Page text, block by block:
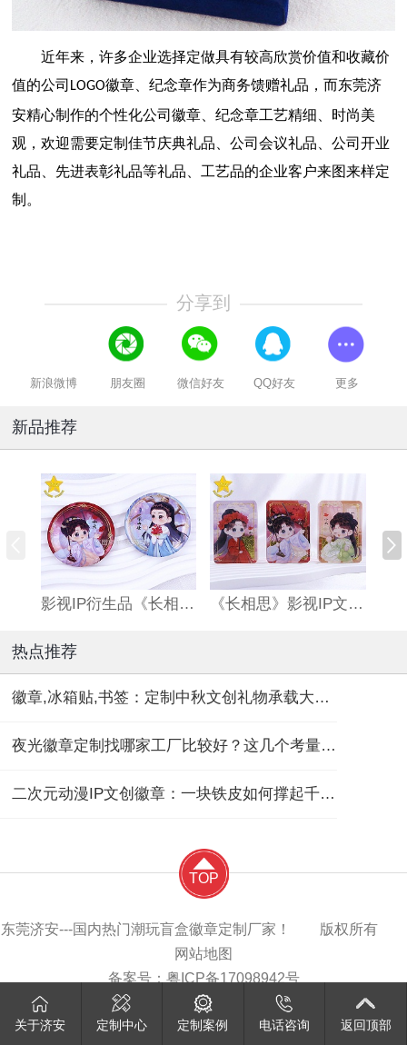
近年来，许多企业选择定做具有较高欣赏价值和收藏价
值的公司 LOGO徽章、纪念章作为商务馈赠礼品，而东莞济
安精心制作的个性化公司徽章、纪念章工艺精细、时尚美
观，欢迎需要定制佳节庆典礼品、公司会议礼品、公司开业
礼品、先进表彰礼品等礼品、工艺品的企业客户来图来样定
制。
分享到
新浪微博 朋友圈 微信好友 QQ好友 更多
新品推荐
影视IP衍生品《长相思》双闪吧唧 《长相思》影视IP文创亚克力流沙麻将
热点推荐
徽章,冰箱贴,书签：定制中秋文创礼物承载大团圆！
夜光徽章定制找哪家工厂比较好？这几个考量维度要记住！
二次元动漫IP文创徽章：一块铁皮如何撑起千亿“谷子经济”？
TOP
东莞济安---国内热门潮玩盲盒徽章定制厂家！ 版权所有
网站地图
备案号： 粤ICP备17098942号
关于济安 定制中心 定制案例 电话咨询 返回顶部